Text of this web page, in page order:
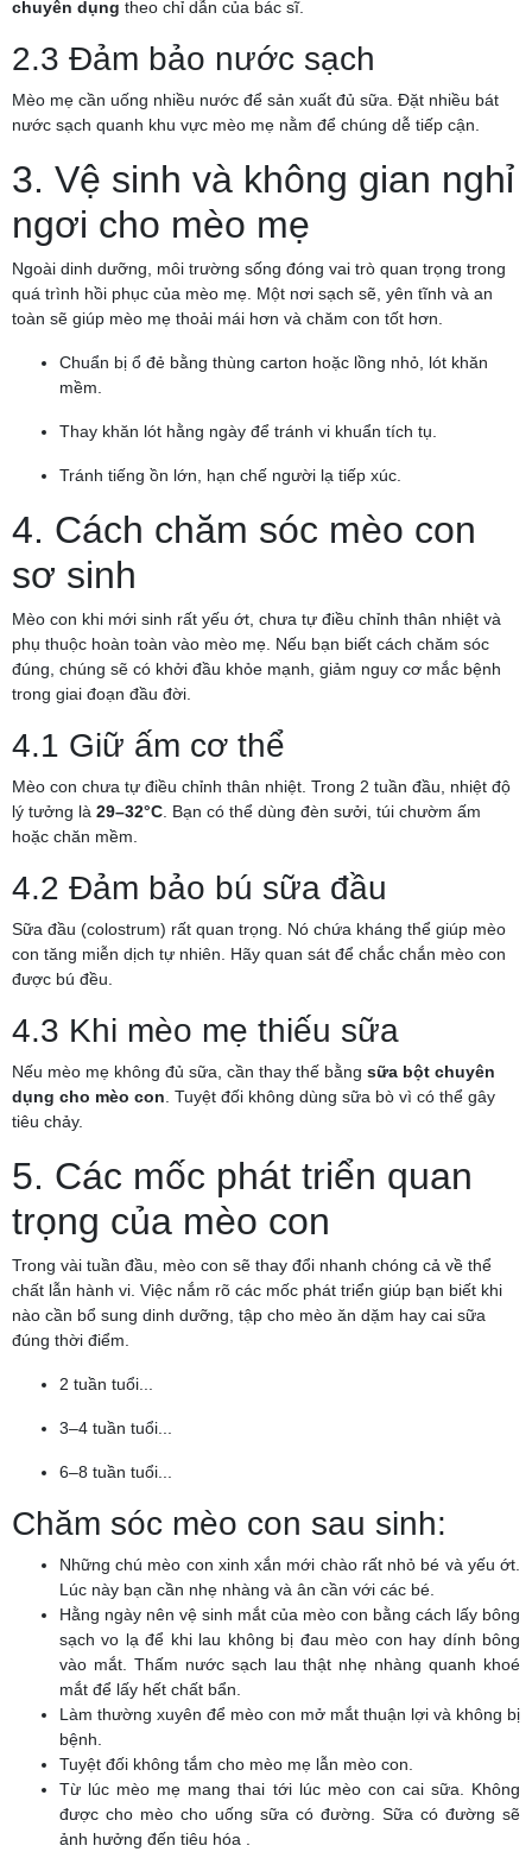
chuyên dụng theo chỉ dẫn của bác sĩ.
2.3 Đảm bảo nước sạch
Mèo mẹ cần uống nhiều nước để sản xuất đủ sữa. Đặt nhiều bát
nước sạch quanh khu vực mèo mẹ nằm để chúng dễ tiếp cận.
3. Vệ sinh và không gian nghỉ
ngơi cho mèo mẹ
Ngoài dinh dưỡng, môi trường sống đóng vai trò quan trọng trong
quá trình hồi phục của mèo mẹ. Một nơi sạch sẽ, yên tĩnh và an
toàn sẽ giúp mèo mẹ thoải mái hơn và chăm con tốt hơn.
Chuẩn bị ổ đẻ bằng thùng carton hoặc lồng nhỏ, lót khăn
mềm.
Thay khăn lót hằng ngày để tránh vi khuẩn tích tụ.
Tránh tiếng ồn lớn, hạn chế người lạ tiếp xúc.
4. Cách chăm sóc mèo con
sơ sinh
Mèo con khi mới sinh rất yếu ớt, chưa tự điều chỉnh thân nhiệt và
phụ thuộc hoàn toàn vào mèo mẹ. Nếu bạn biết cách chăm sóc
đúng, chúng sẽ có khởi đầu khỏe mạnh, giảm nguy cơ mắc bệnh
trong giai đoạn đầu đời.
4.1 Giữ ấm cơ thể
Mèo con chưa tự điều chỉnh thân nhiệt. Trong 2 tuần đầu, nhiệt độ
lý tưởng là 29–32°C . Bạn có thể dùng đèn sưởi, túi chườm ấm
hoặc chăn mềm.
4.2 Đảm bảo bú sữa đầu
Sữa đầu (colostrum) rất quan trọng. Nó chứa kháng thể giúp mèo
con tăng miễn dịch tự nhiên. Hãy quan sát để chắc chắn mèo con
được bú đều.
4.3 Khi mèo mẹ thiếu sữa
Nếu mèo mẹ không đủ sữa, cần thay thế bằng sữa bột chuyên
dụng cho mèo con . Tuyệt đối không dùng sữa bò vì có thể gây
tiêu chảy.
5. Các mốc phát triển quan
trọng của mèo con
Trong vài tuần đầu, mèo con sẽ thay đổi nhanh chóng cả về thể
chất lẫn hành vi. Việc nắm rõ các mốc phát triển giúp bạn biết khi
nào cần bổ sung dinh dưỡng, tập cho mèo ăn dặm hay cai sữa
đúng thời điểm.
2 tuần tuổi...
3–4 tuần tuổi...
6–8 tuần tuổi...
Chăm sóc mèo con sau sinh:
Những chú mèo con xinh xắn mới chào rất nhỏ bé và yếu ớt.
Lúc này bạn cần nhẹ nhàng và ân cần với các bé.
Hằng ngày nên vệ sinh mắt của mèo con bằng cách lấy bông
sạch vo lạ để khi lau không bị đau mèo con hay dính bông
vào mắt. Thấm nước sạch lau thật nhẹ nhàng quanh khoé
mắt để lấy hết chất bẩn.
Làm thường xuyên để mèo con mở mắt thuận lợi và không bị
bệnh.
Tuyệt đối không tắm cho mèo mẹ lẫn mèo con.
Từ lúc mèo mẹ mang thai tới lúc mèo con cai sữa. Không
được cho mèo cho uống sữa có đường. Sữa có đường sẽ
ảnh hưởng đến tiêu hóa .